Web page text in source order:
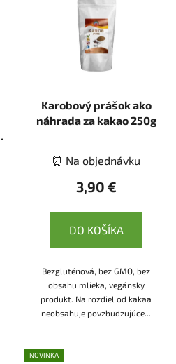
Karobový prášok ako
náhrada za kakao 250g
⏰ Na objednávku
3,90 €
DO KOŠÍKA
Bezgluténová, bez GMO, bez
obsahu mlieka, vegánsky
produkt. Na rozdiel od kakaa
neobsahuje povzbudzujúce...
NOVINKA